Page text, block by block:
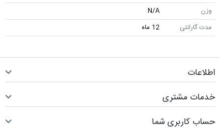
وزن
N/A
مدت گارانتی
12 ماه
اطلاعات
خدمات مشتری
حساب کاربری شما